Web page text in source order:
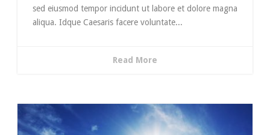
sed eiusmod tempor incidunt ut labore et dolore magna
aliqua. Idque Caesaris facere voluntate...
Read More